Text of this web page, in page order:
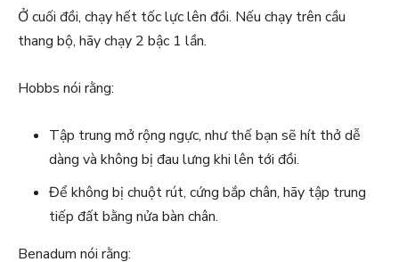
Ở cuối đồi, chạy hết tốc lực lên đồi. Nếu chạy trên cầu
thang bộ, hãy chạy 2 bậc 1 lần.
Hobbs nói rằng:
Tập trung mở rộng ngực, như thế bạn sẽ hít thở dễ
dàng và không bị đau lưng khi lên tới đồi.
Để không bị chuột rút, cứng bắp chân, hãy tập trung
tiếp đất bằng nửa bàn chân.
Benadum nói rằng: